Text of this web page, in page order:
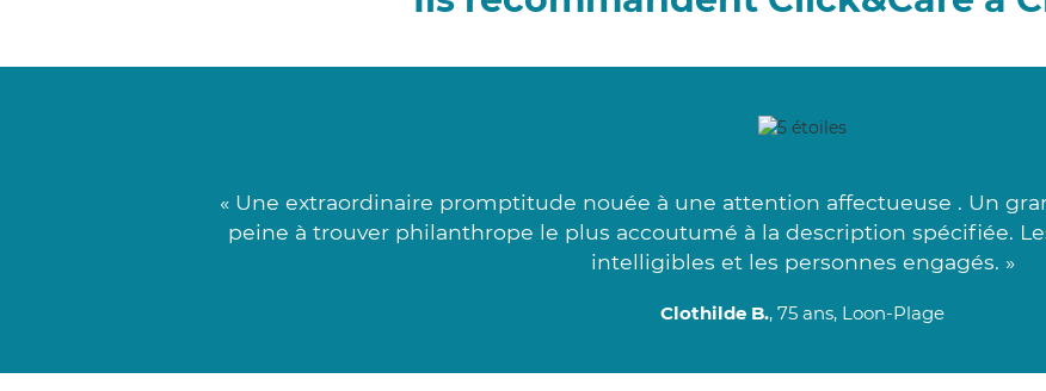
« Une extraordinaire promptitude nouée à une attention affectueuse . Un
peine à trouver philanthrope le plus accoutumé à la description spécifiée.
intelligibles et les personnes engagés. »
Clothilde B., 75 ans, Loon-Plage